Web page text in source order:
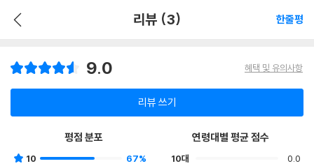
리뷰 (3) 한줄평
9.0 혜택 및 유의사항
리뷰 쓰기
평점 분포
10
67%
연령대별 평균 점수
10대
0.0